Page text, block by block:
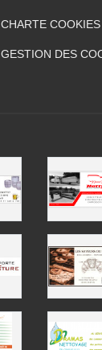
CHARTE COOKIES
GESTION DES